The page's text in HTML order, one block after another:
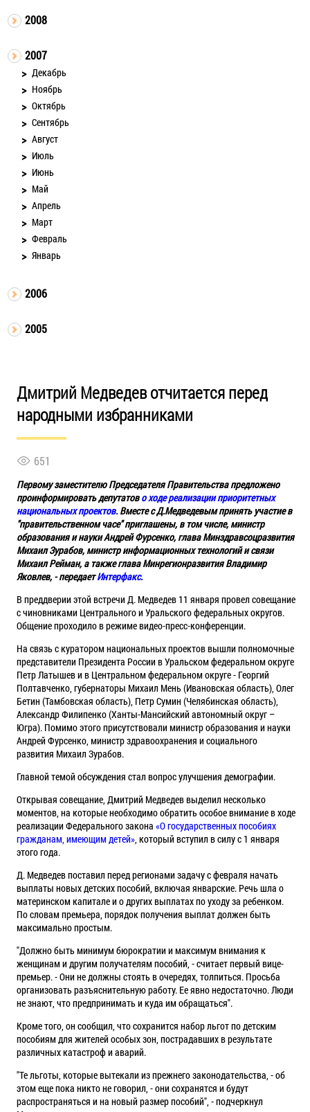
2008
2007
Декабрь
Ноябрь
Октябрь
Сентябрь
Август
Июль
Июнь
Май
Апрель
Март
Февраль
Январь
2006
2005
Дмитрий Медведев отчитается перед
народными избранниками
651
Первому заместителю Председателя Правительства предложено
проинформировать депутатово ходе реализации приоритетных
национальных проектов.Вместе с Д.Медведевым принять участие в
"правительственном часе" приглашены, в том числе, министр
образования и науки Андрей Фурсенко, глава Минздравсоцразвития
Михаил Зурабов, министр информационных технологий и связи
Михаил Рейман, а также глава Минрегионразвития Владимир
Яковлев, - передаетИнтерфакс.
В преддверии этой встречи Д. Медведев 11 января провел совещание
с чиновниками Центрального и Уральского федеральных округов.
Общение проходило в режиме видео-пресс-конференции.
На связь с куратором национальных проектов вышли полномочные
представители Президента России в Уральском федеральном округе
Петр Латышев и в Центральном федеральном округе - Георгий
Полтавченко, губернаторы Михаил Мень (Ивановская область), Олег
Бетин (Тамбовская область), Петр Сумин (Челябинская область),
Александр Филипенко (Ханты-Мансийский автономный округ –
Югра). Помимо этого присутствовали министр образования и науки
Андрей Фурсенко, министр здравоохранения и социального
развития Михаил Зурабов.
Главной темой обсуждения стал вопрос улучшения демографии.
Открывая совещание, Дмитрий Медведев выделил несколько
моментов, на которые необходимо обратить особое внимание в ходе
реализации Федерального закона «О государственных пособиях
гражданам, имеющим детей», который вступил в силу с 1 января
этого года.
Д. Медведев поставил перед регионами задачу с февраля начать
выплаты новых детских пособий, включая январские. Речь шла о
материнском капитале и о других выплатах по уходу за ребенком.
По словам премьера, порядок получения выплат должен быть
максимально простым.
"Должно быть минимум бюрократии и максимум внимания к
женщинам и другим получателям пособий, - считает первый вице-
премьер. - Они не должны стоять в очередях, толпиться. Просьба
организовать разъяснительную работу. Ее явно недостаточно. Люди
не знают, что предпринимать и куда им обращаться".
Кроме того, он сообщил, что сохранится набор льгот по детским
пособиям для жителей особых зон, пострадавших в результате
различных катастроф и аварий.
"Те льготы, которые вытекали из прежнего законодательства, - об
этом еще пока никто не говорил, - они сохранятся и будут
распространяться и на новый размер пособий", - подчеркнул